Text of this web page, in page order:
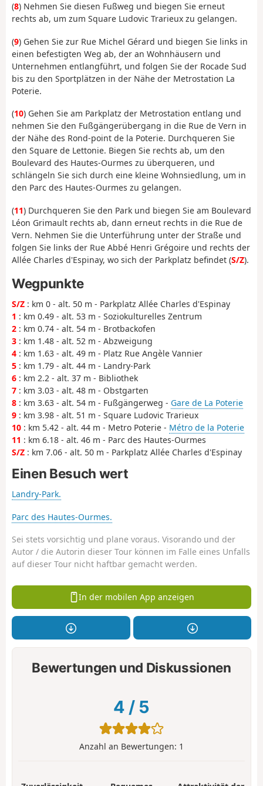
(8) Nehmen Sie diesen Fußweg und biegen Sie erneut
rechts ab, um zum Square Ludovic Trarieux zu gelangen.
(9) Gehen Sie zur Rue Michel Gérard und biegen Sie links in
einen befestigten Weg ab, der an Wohnhäusern und
Unternehmen entlangführt, und folgen Sie der Rocade Sud
bis zu den Sportplätzen in der Nähe der Metrostation La
Poterie.
(10) Gehen Sie am Parkplatz der Metrostation entlang und
nehmen Sie den Fußgängerübergang in die Rue de Vern in
der Nähe des Rond-point de la Poterie. Durchqueren Sie
den Square de Lettonie. Biegen Sie rechts ab, um den
Boulevard des Hautes-Ourmes zu überqueren, und
schlängeln Sie sich durch eine kleine Wohnsiedlung, um in
den Parc des Hautes-Ourmes zu gelangen.
(11) Durchqueren Sie den Park und biegen Sie am Boulevard
Léon Grimault rechts ab, dann erneut rechts in die Rue de
Vern. Nehmen Sie die Unterführung unter der Straße und
folgen Sie links der Rue Abbé Henri Grégoire und rechts der
Allée Charles d'Espinay, wo sich der Parkplatz befindet (S/Z).
Wegpunkte
S/Z : km 0 - alt. 50 m - Parkplatz Allée Charles d'Espinay
1 : km 0.49 - alt. 53 m - Soziokulturelles Zentrum
2 : km 0.74 - alt. 54 m - Brotbackofen
3 : km 1.48 - alt. 52 m - Abzweigung
4 : km 1.63 - alt. 49 m - Platz Rue Angèle Vannier
5 : km 1.79 - alt. 44 m - Landry-Park
6 : km 2.2 - alt. 37 m - Bibliothek
7 : km 3.03 - alt. 48 m - Obstgarten
8 : km 3.63 - alt. 54 m - Fußgängerweg - Gare de La Poterie
9 : km 3.98 - alt. 51 m - Square Ludovic Trarieux
10 : km 5.42 - alt. 44 m - Metro Poterie - Métro de la Poterie
11 : km 6.18 - alt. 46 m - Parc des Hautes-Ourmes
S/Z : km 7.06 - alt. 50 m - Parkplatz Allée Charles d'Espinay
Einen Besuch wert
Landry-Park.
Parc des Hautes-Ourmes.
Sei stets vorsichtig und plane voraus. Visorando und der
Autor / die Autorin dieser Tour können im Falle eines Unfalls
auf dieser Tour nicht haftbar gemacht werden.
In der mobilen App anzeigen
Bewertungen und Diskussionen
4 / 5
Anzahl an Bewertungen: 1